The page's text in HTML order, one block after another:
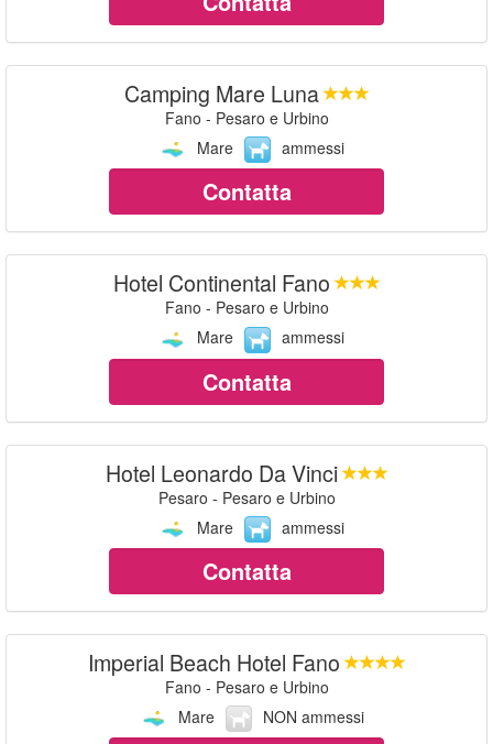
Camping Mare Luna
Fano - Pesaro e Urbino
Mare
ammessi
Contatta
Hotel Continental Fano
Fano - Pesaro e Urbino
Mare
ammessi
Contatta
Hotel Leonardo Da Vinci
Pesaro - Pesaro e Urbino
Mare
ammessi
Contatta
Imperial Beach Hotel Fano
Fano - Pesaro e Urbino
Mare
NON ammessi